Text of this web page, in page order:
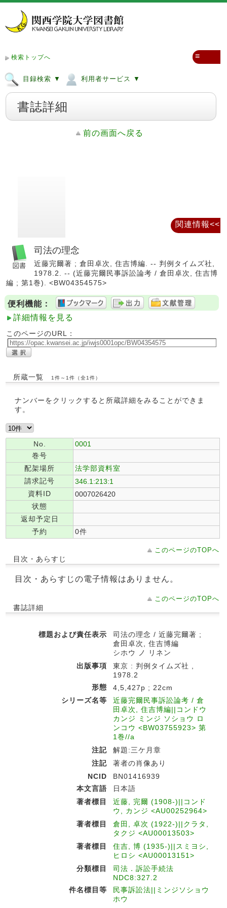
検索トップへ
目録検索 ▼ 利用者サービス ▼
≡
書誌詳細
前の画面へ戻る
司法の理念
近藤完爾著 ; 倉田卓次, 住吉博編. -- 判例タイムズ社,
1978.2. -- (近藤完爾民事訴訟論考 / 倉田卓次, 住吉博
編 ; 第1巻). <BW04354575>
便利機能：
詳細情報を見る
このページのURL：
所蔵一覧 1件～1件（全1件）
ナンバーをクリックすると所蔵詳細をみることができま
す。
No.
0001
巻号
配架場所
法学部資料室
請求記号
346.1:213:1
資料ID
0007026420
状態
返却予定日
予約
0件
このページのTOPへ
目次・あらすじ
目次・あらすじの電子情報はありません。
このページのTOPへ
書誌詳細
標題および責任表示
司法の理念 / 近藤完爾著 ;
倉田卓次, 住吉博編
シホウ ノ リネン
出版事項
東京 : 判例タイムズ社 ,
1978.2
形態
4,5,427p ; 22cm
シリーズ名等
近藤完爾民事訴訟論考 / 倉
田卓次, 住吉博編||コンドウ
カンジ ミンジ ソショウ ロ
ンコウ <BW03755923> 第
1巻//a
注記
解題:三ケ月章
注記
著者の肖像あり
NCID
BN01416939
本文言語
日本語
著者標目
近藤, 完爾 (1908-)||コンド
ウ, カンジ <AU00252964>
著者標目
倉田, 卓次 (1922-)||クラタ,
タクジ <AU00013503>
著者標目
住吉, 博 (1935-)||スミヨシ,
ヒロシ <AU00013151>
分類標目
司法．訴訟手続法
NDC8:327.2
件名標目等
民事訴訟法||ミンジソショウ
ホウ
関連情報<<